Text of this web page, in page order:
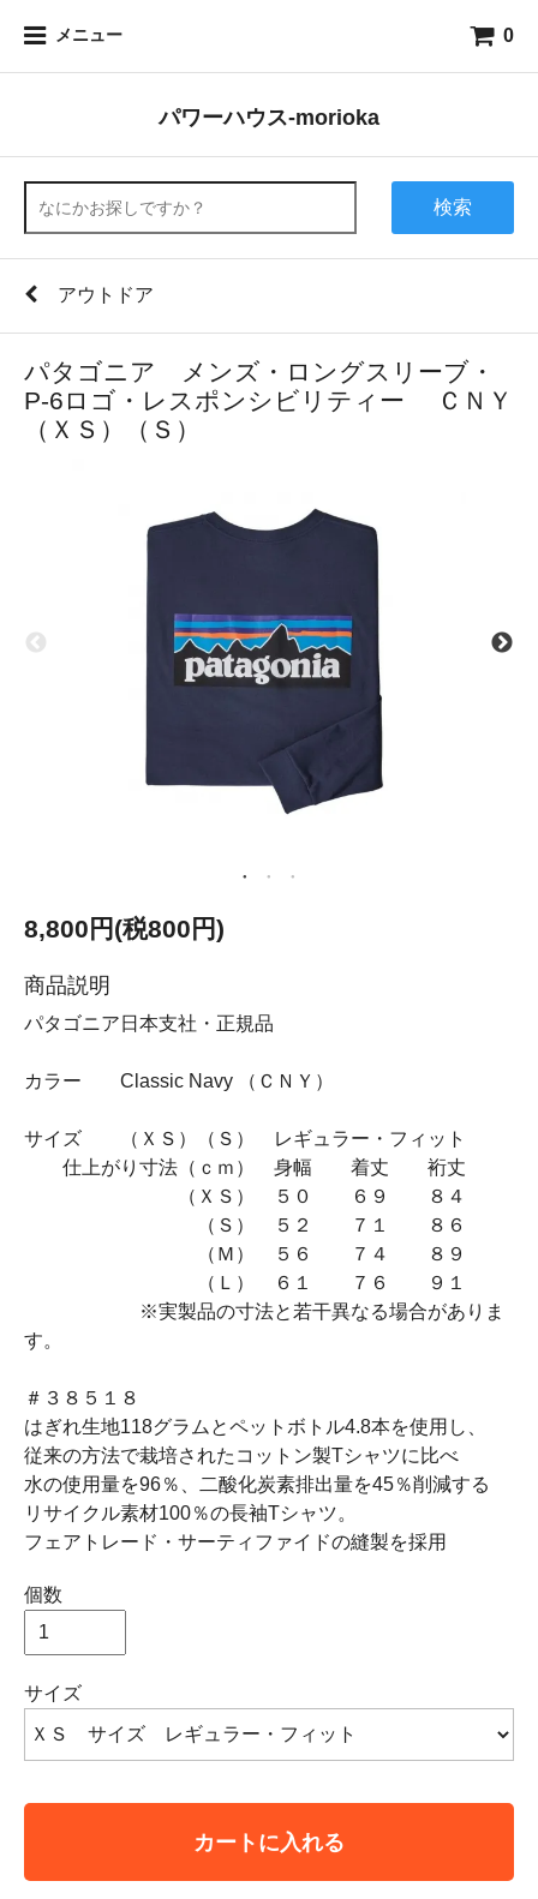
メニュー 0
パワーハウス-morioka
検索
アウトドア
パタゴニア メンズ・ロングスリーブ・
P-6ロゴ・レスポンシビリティー ＣＮＹ
（ＸＳ）（Ｓ）
8,800円(税800円)
商品説明
パタゴニア日本支社・正規品
カラー Classic Navy （ＣＮＹ）
サイズ （ＸＳ）（Ｓ） レギュラー・フィット
仕上がり寸法（ｃｍ） 身幅 着丈 裄丈
（ＸＳ） ５０ ６９ ８４
（Ｓ） ５２ ７１ ８６
（Ｍ） ５６ ７４ ８９
（Ｌ） ６１ ７６ ９１
※実製品の寸法と若干異なる場合がありま
す。
＃３８５１８
はぎれ生地118グラムとペットボトル4.8本を使用し、
従来の方法で栽培されたコットン製Tシャツに比べ
水の使用量を96％、二酸化炭素排出量を45％削減する
リサイクル素材100％の長袖Tシャツ。
フェアトレード・サーティファイドの縫製を採用
個数
サイズ
カートに入れる